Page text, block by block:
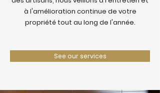
à l'amélioration continue de votre
propriété tout au long de l'année.
See our services